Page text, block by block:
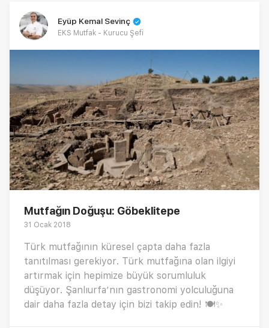
Eyüp Kemal Sevinç
EKS Mutfak - Kurucu Şefi
Mutfağın Doğuşu: Göbeklitepe
31 Ocak 2018
Türk mutfağının küresel çapta daha fazla
tanıtılması gerekiyor. Türk mutfağına olan ilgiyi
artırmak için hepimize büyük sorumluluk
düşüyor. Şanlıurfa’nın gastronomi yolculuğuna
dair daha fazla detay için bizi takip edin! 🍽✨